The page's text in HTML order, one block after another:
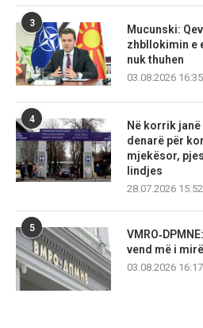
3
Mucunski:
zhbllokimin e
nuk thuhen
03.08.2026 16:35
4
Në korrik
denarë për
mjekësor,
lindjes
28.07.2026 15:52
5
vend më i
03.08.2026 16:17